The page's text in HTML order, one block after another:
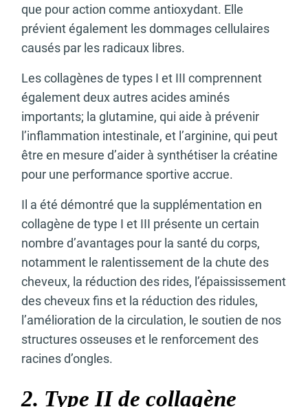
que pour action comme antioxydant. Elle
prévient également les dommages cellulaires
causés par les radicaux libres.
Les collagènes de types I et III comprennent
également deux autres acides aminés
importants; la glutamine, qui aide à prévenir
l’inflammation intestinale, et l’arginine, qui peut
être en mesure d’aider à synthétiser la créatine
pour une performance sportive accrue.
Il a été démontré que la supplémentation en
collagène de type I et III présente un certain
nombre d’avantages pour la santé du corps,
notamment le ralentissement de la chute des
cheveux, la réduction des rides, l’épaississement
des cheveux fins et la réduction des ridules,
l’amélioration de la circulation, le soutien de nos
structures osseuses et le renforcement des
racines d’ongles.
2. Type II de collagène